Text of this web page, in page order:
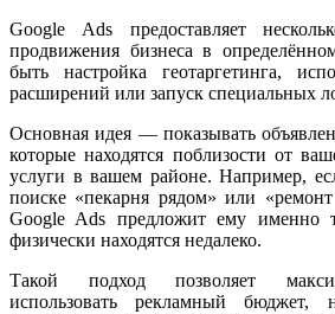
Google Ads предоставляет
продвижения бизнеса в
быть настройка геотаргетинга,
расширений или запуск специальных
Основная идея — показывать
которые находятся поблизости от
услуги в вашем районе. Например,
поиске «пекарня рядом» или
Google Ads предложит ему именно
физически находятся недалеко.
Такой подход позволяет
использовать рекламный